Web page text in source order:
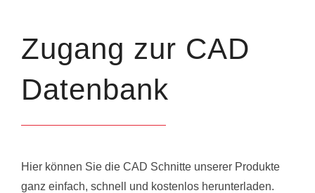
Zugang zur CAD
Datenbank
Hier können Sie die CAD Schnitte unserer Produkte
ganz einfach, schnell und kostenlos herunterladen.